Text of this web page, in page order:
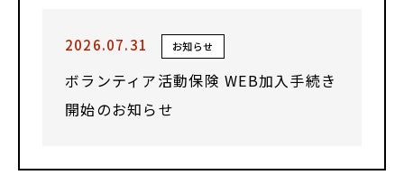
2026.07.31 お知らせ
ボランティア活動保険 WEB加入手続き
開始のお知らせ